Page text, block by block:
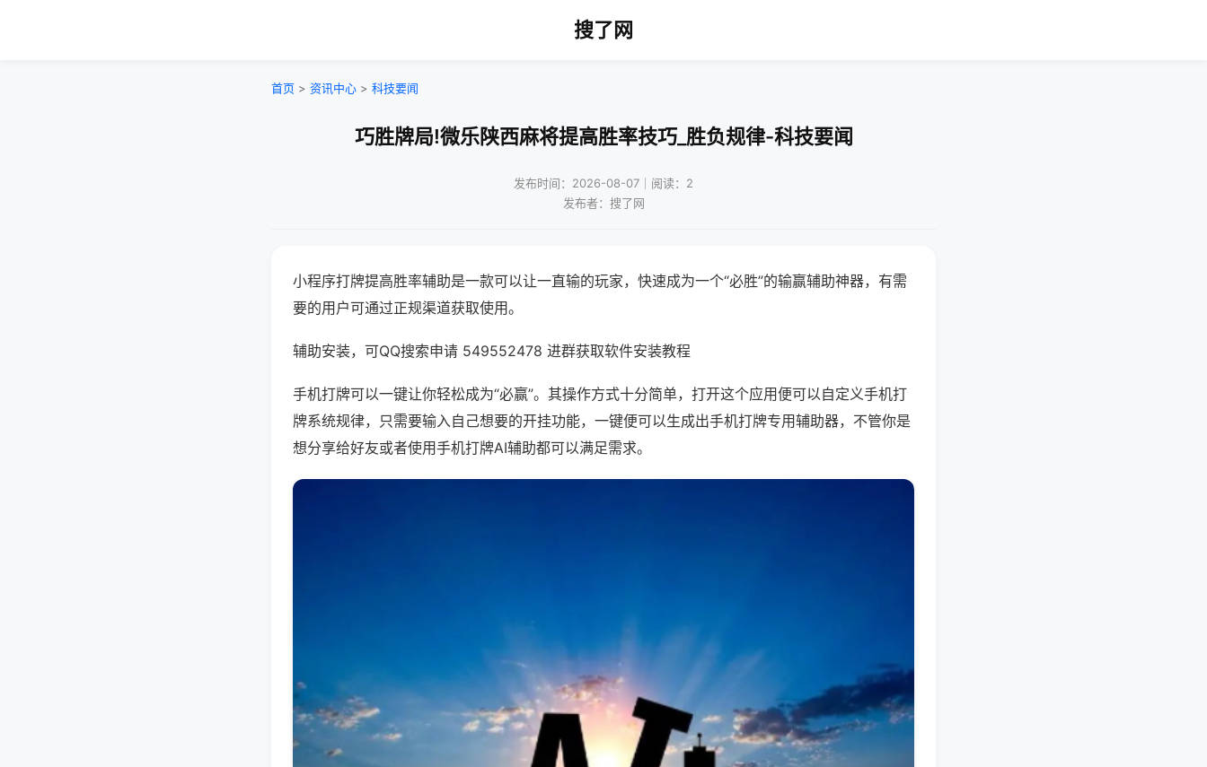
搜了网
首页 > 资讯中心 > 科技要闻
巧胜牌局!微乐陕西麻将提高胜率技巧_胜负规律-科技要闻
发布时间：2026-08-07｜阅读：2
发布者：搜了网
小程序打牌提高胜率辅助是一款可以让一直输的玩家，快速成为一个“必胜”的输赢辅助神器，有需
要的用户可通过正规渠道获取使用。
辅助安装，可QQ搜索申请 549552478 进群获取软件安装教程
手机打牌可以一键让你轻松成为“必赢”。其操作方式十分简单，打开这个应用便可以自定义手机打
牌系统规律，只需要输入自己想要的开挂功能，一键便可以生成出手机打牌专用辅助器，不管你是
想分享给好友或者使用手机打牌AI辅助都可以满足需求。